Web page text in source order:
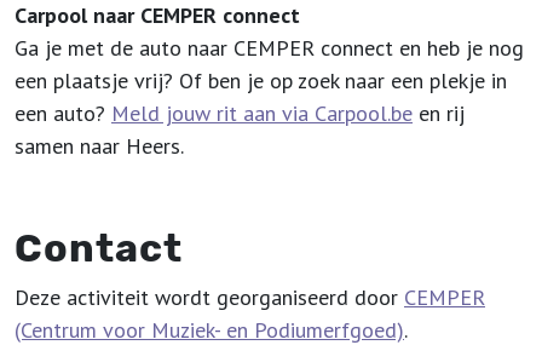
Carpool naar CEMPER connect
Ga je met de auto naar CEMPER connect en heb je nog
een plaatsje vrij? Of ben je op zoek naar een plekje in
een auto? Meld jouw rit aan via Carpool​.be en rij
samen naar Heers.
Contact
Deze activiteit wordt georganiseerd door CEMPER
(Centrum voor Muziek- en Podiumerfgoed).